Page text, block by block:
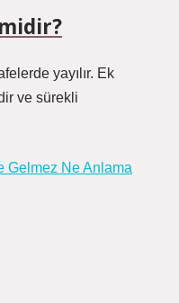
yayılır. Ek
ve sürekli
Gelmez Ne Anlama